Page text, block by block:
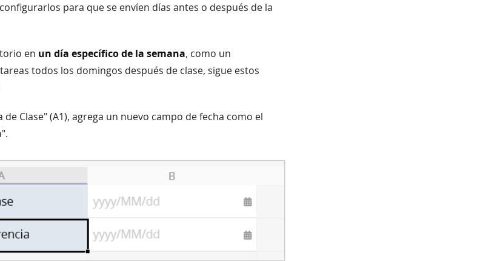
para que se envíen días antes o después de la
en un día específico de la semana, como un
todos los domingos después de clase, sigue estos
de Clase" (A1), agrega un nuevo campo de fecha como el